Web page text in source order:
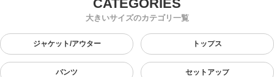
大きいサイズのカテゴリ一覧
ジャケット/アウター トップス
パンツ セットアップ